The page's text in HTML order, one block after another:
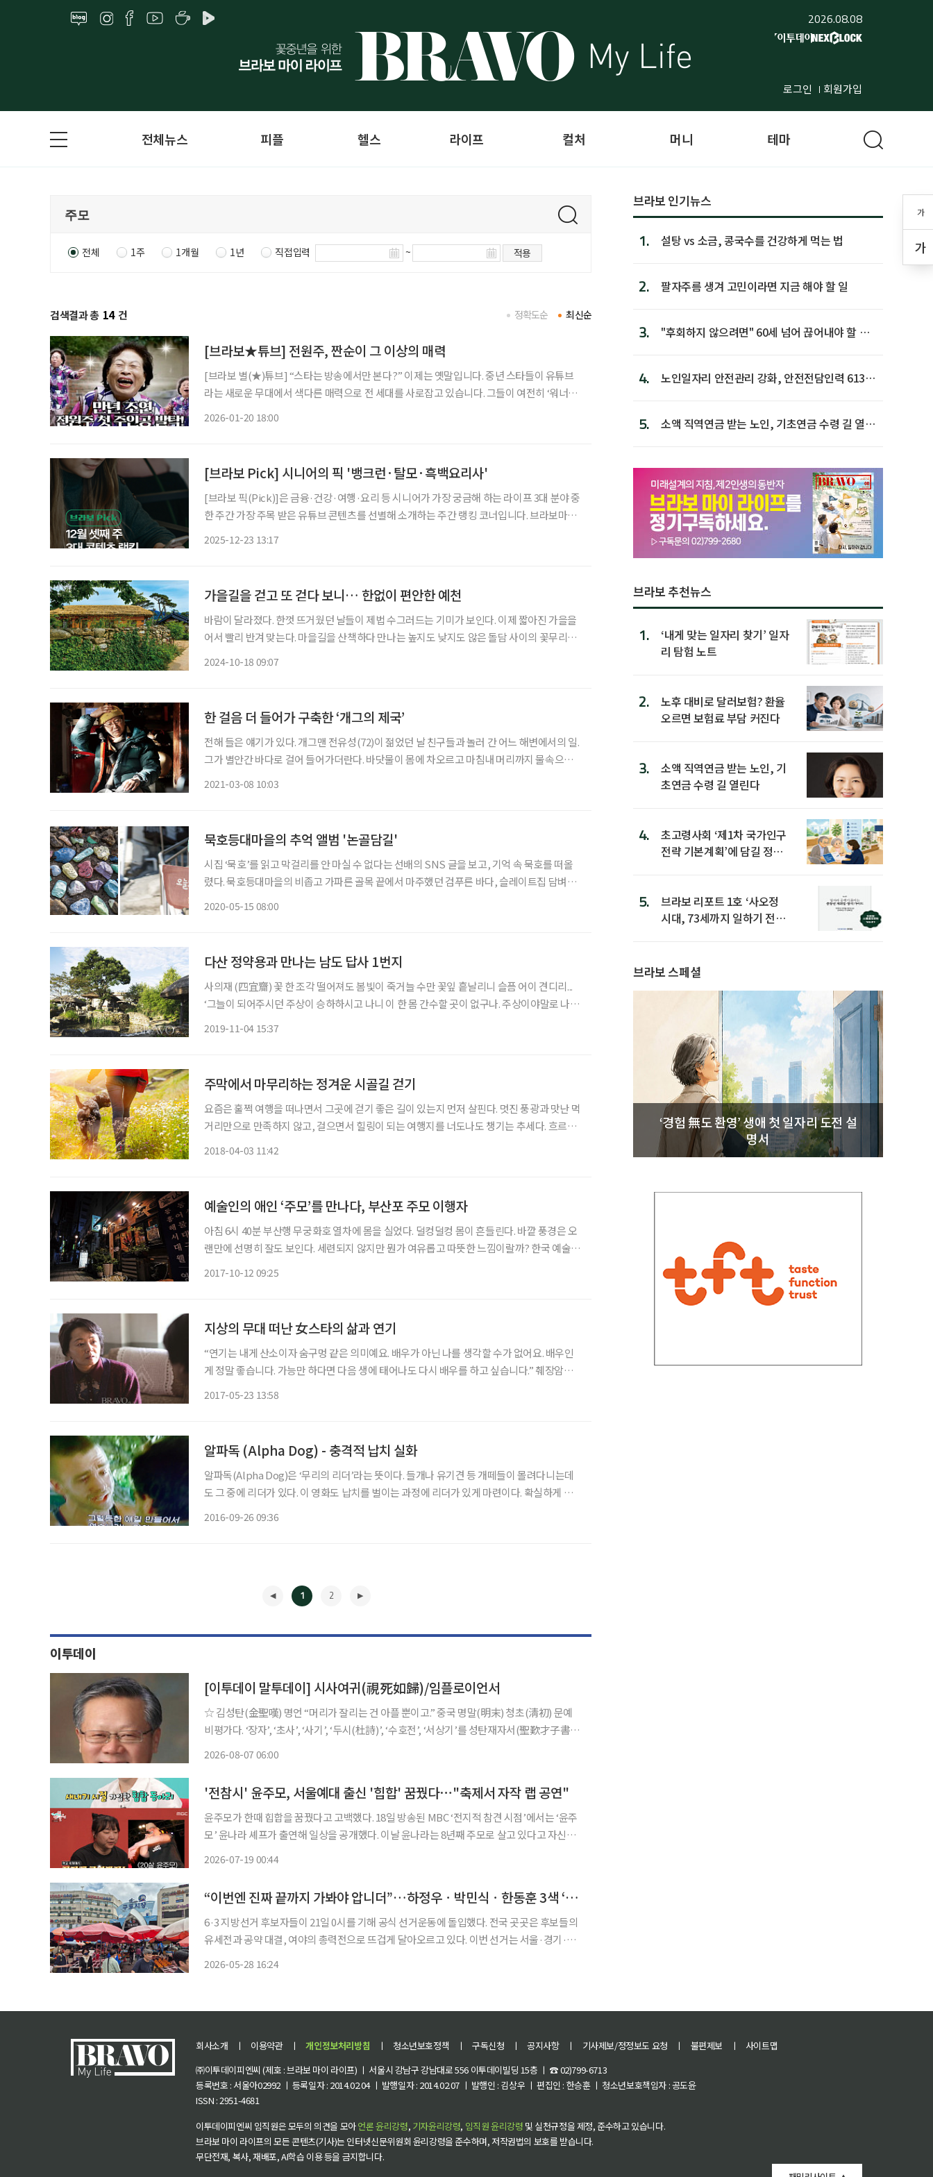
2026.08.08
로그인 회원가입
가
가
전체뉴스 피플 헬스 라이프 컬처 머니 테마
전체 1주 1개월 1년 직접입력 ~ 적용
검색결과 총 14 건 최신순
정확도순
[브라보★튜브] 전원주, 짠순이 그 이상의 매력
[브라보 별(★)튜브] “스타는 방송에서만 본다?” 이제는 옛말입니다. 중년 스타들이 유튜브
라는 새로운 무대에서 색다른 매력으로 전 세대를 사로잡고 있습니다. 그들이 여전히 ‘워너
2026-01-20 18:00
[브라보 Pick] 시니어의 픽 '뱅크런·탈모·흑백요리사'
[브라보 픽(Pick)]은 금융·건강·여행·요리 등 시니어가 가장 궁금해 하는 라이프 3대 분야 중
한 주간 가장 주목 받은 유튜브 콘텐츠를 선별해 소개하는 주간 랭킹 코너입니다. 브라보마이
2025-12-23 13:17
가을길을 걷고 또 걷다 보니… 한없이 편안한 예천
바람이 달라졌다. 한껏 뜨거웠던 날들이 제법 수그러드는 기미가 보인다. 이제 짧아진 가을을
어서 빨리 반겨 맞는다. 마을길을 산책하다 만나는 높지도 낮지도 않은 돌담 사이의 꽃무리가
2024-10-18 09:07
한 걸음 더 들어가 구축한 ‘개그의 제국’
전해 들은 얘기가 있다. 개그맨 전유성(72)이 젊었던 날 친구들과 놀러 간 어느 해변에서의 일.
그가 별안간 바다로 걸어 들어가더란다. 바닷물이 몸에 차오르고 마침내 머리까지 물속으로
2021-03-08 10:03
묵호등대마을의 추억 앨범 '논골담길'
시집 ‘묵호’를 읽고 막걸리를 안 마실 수 없다는 선배의 SNS 글을 보고, 기억 속 묵호를 떠올
렸다. 묵호등대마을의 비좁고 가파른 골목 끝에서 마주했던 검푸른 바다, 슬레이트집 담벼락
2020-05-15 08:00
다산 정약용과 만나는 남도 답사 1번지
사의재 (四宜齎) 꽃 한 조각 떨어져도 봄빛이 죽거늘 수만 꽃잎 흩날리니 슬픔 어이 견디리...
‘그늘이 되어주시던 주상이 승하하시고 나니 이 한 몸 간수할 곳이 없구나. 주상이야말로 나에
2019-11-04 15:37
주막에서 마무리하는 정겨운 시골길 걷기
요즘은 훌쩍 여행을 떠나면서 그곳에 걷기 좋은 길이 있는지 먼저 살핀다. 멋진 풍광과 맛난 먹
거리만으로 만족하지 않고, 걸으면서 힐링이 되는 여행지를 너도나도 챙기는 추세다. 흐르는
2018-04-03 11:42
예술인의 애인 ‘주모’를 만나다, 부산포 주모 이행자
아침 6시 40분 부산행 무궁화호 열차에 몸을 실었다. 덜컹덜컹 몸이 흔들린다. 바깥 풍경은 오
랜만에 선명히 잘도 보인다. 세련되지 않지만 뭔가 여유롭고 따뜻한 느낌이랄까? 한국 예술인
2017-10-12 09:25
지상의 무대 떠난 女스타의 삶과 연기
“연기는 내게 산소이자 숨구멍 같은 의미예요. 배우가 아닌 나를 생각할 수가 없어요. 배우인
게 정말 좋습니다. 가능만 하다면 다음 생에 태어나도 다시 배우를 하고 싶습니다.” 췌장암으
2017-05-23 13:58
알파독 (Alpha Dog) - 충격적 납치 실화
알파독(Alpha Dog)은 ‘무리의 리더’라는 뜻이다. 들개나 유기견 등 개떼들이 몰려다니는데
도 그 중에 리더가 있다. 이 영화도 납치를 벌이는 과정에 리더가 있게 마련이다. 확실하게 계
2016-09-26 09:36
1 2
이투데이
[이투데이 말투데이] 시사여귀(視死如歸)/임플로이언서
☆ 김성탄(金聖嘆) 명언 “머리가 잘리는 건 아플 뿐이고.” 중국 명말(明末) 청초(淸初) 문예
비평가다. ‘장자’, ‘초사’, ‘사기’, ‘두시(杜詩)’, ‘수호전’, ‘서상기’를 성탄재자서(聖歎才子書)
2026-08-07 06:00
'전참시' 윤주모, 서울예대 출신 '힙합' 꿈꿨다⋯"축제서 자작 랩 공연"
윤주모가 한때 힙합을 꿈꿨다고 고백했다. 18일 방송된 MBC ‘전지적 참견 시점’에서는 ‘윤주
모’ 윤나라 셰프가 출연해 일상을 공개했다. 이날 윤나라는 8년째 주모로 살고 있다고 자신을
2026-07-19 00:44
“이번엔 진짜 끝까지 가봐야 압니더”…하정우ㆍ박민식ㆍ한동훈 3색 ‘북심’ [6ㆍ3 선거 풍향계]
6·3 지방선거 후보자들이 21일 0시를 기해 공식 선거운동에 돌입했다. 전국 곳곳은 후보들의
유세전과 공약 대결, 여야의 총력전으로 뜨겁게 달아오르고 있다. 이번 선거는 서울·경기·인
2026-05-28 16:24
브라보 인기뉴스
1. 설탕 vs 소금, 콩국수를 건강하게 먹는 법
2. 팔자주름 생겨 고민이라면 지금 해야 할 일
3.
"후회하지 않으려면" 60세 넘어 끊어내야 할 사
4.
노인일자리 안전관리 강화, 안전전담인력 613명
5.
소액 직역연금 받는 노인, 기초연금 수령 길 열린
브라보 추천뉴스
1.
‘내게 맞는 일자리 찾기’ 일자
리 탐험 노트
2.
노후 대비로 달러보험? 환율
오르면 보험료 부담 커진다
3.
소액 직역연금 받는 노인, 기
초연금 수령 길 열린다
4.
초고령사회 ‘제1차 국가인구
전략 기본계획’에 담길 정책
5.
브라보 리포트 1호 ‘사오정
시대, 73세까지 일하기 전략’
브라보 스페셜
‘경험 無도 환영’ 생애 첫 일자리 도전 설
명서
회사소개 ㅣ 이용약관 ㅣ 개인정보처리방침 ㅣ 청소년보호정책 ㅣ 구독신청 ㅣ 공지사항 ㅣ 기사제보/정정보도 요청 ㅣ 불편제보 ㅣ
사이트맵
㈜이투데이피엔씨 (제호 : 브라보 마이 라이프) ㅣ 서울시 강남구 강남대로 556 이투데이빌딩 15층 ㅣ ☎ 02)799-6713
등록번호 : 서울아02992 ㅣ 등록일자 : 2014.02.04 ㅣ 발행일자 : 2014.02.07 ㅣ 발행인 : 김상우 ㅣ 편집인 : 한승훈 ㅣ 청소년보호책임자 : 공도윤
ISSN : 2951-4681
이투데이피엔씨 임직원은 모두의 의견을 모아언론 윤리강령, 기자윤리강령, 임직원 윤리강령 및 실천규정을 제정, 준수하고 있습니다.
브라보 마이 라이프의 모든 콘텐츠(기사)는 인터넷신문위원회 윤리강령을 준수하며, 저작권법의 보호를 받습니다.
무단전재, 복사, 재배포, AI학습 이용 등을 금지합니다.